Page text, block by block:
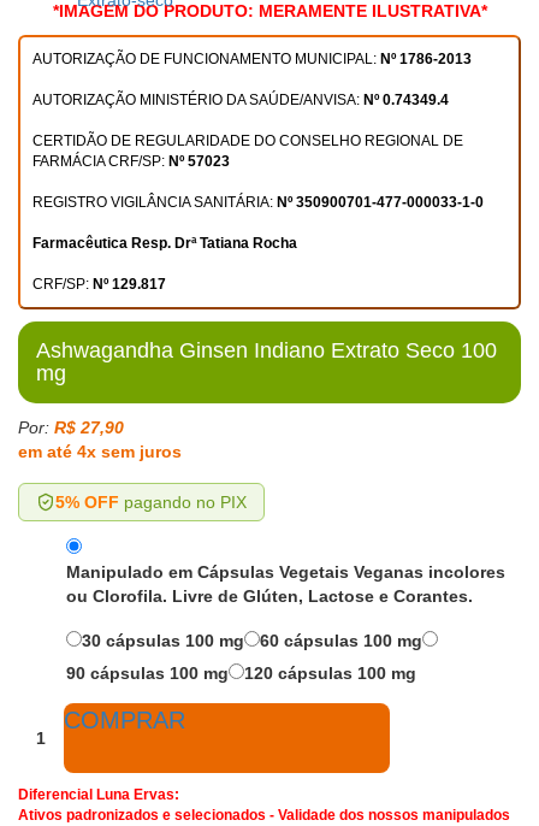
*IMAGEM DO PRODUTO: MERAMENTE ILUSTRATIVA*
AUTORIZAÇÃO DE FUNCIONAMENTO MUNICIPAL: Nº 1786-2013
AUTORIZAÇÃO MINISTÉRIO DA SAÚDE/ANVISA: Nº 0.74349.4
CERTIDÃO DE REGULARIDADE DO CONSELHO REGIONAL DE
FARMÁCIA CRF/SP: Nº 57023
REGISTRO VIGILÂNCIA SANITÁRIA: Nº 350900701-477-000033-1-0
Farmacêutica Resp. Drª Tatiana Rocha
CRF/SP: Nº 129.817
Ashwagandha Ginsen Indiano Extrato Seco 100
mg
Por: R$ 27,90
em até 4x sem juros
5% OFF pagando no PIX
Manipulado em Cápsulas Vegetais Veganas incolores
ou Clorofila. Livre de Glúten, Lactose e Corantes.
30 cápsulas 100 mg
60 cápsulas 100 mg
90 cápsulas 100 mg
120 cápsulas 100 mg
COMPRAR
Diferencial Luna Ervas:
Ativos padronizados e selecionados - Validade dos nossos manipulados